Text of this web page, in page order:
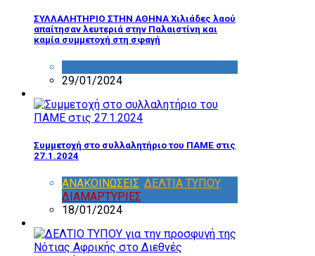
ΣΥΛΛΑΛΗΤΗΡΙΟ ΣΤΗΝ ΑΘΗΝΑ Χιλιάδες λαού
απαίτησαν λευτεριά στην Παλαιστίνη και
καμία συμμετοχή στη σφαγή
29/01/2024
Συμμετοχή στο συλλαλητήριο του ΠΑΜΕ στις
27.1.2024
ΑΝΑΚΟΙΝΩΣΕΙΣ ΔΕΛΤΙΑ ΤΥΠΟΥ
ΔΙΑΜΑΡΤΥΡΙΕΣ
18/01/2024